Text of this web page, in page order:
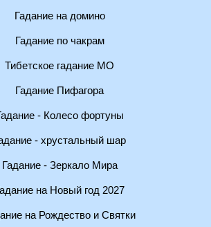
Гадание на домино
Гадание по чакрам
Тибетское гадание МО
Гадание Пифагора
- Колесо фортуны
- хрустальный шар
Гадание - Зеркало Мира
на Новый год 2027
на Рождество и Святки